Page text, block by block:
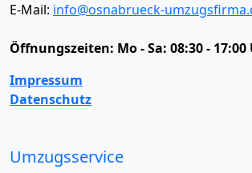
E-Mail: info@osnabrueck-
Öffnungszeiten: Mo - Sa: 08:30 -
Impressum
Datenschutz
Umzugsservice